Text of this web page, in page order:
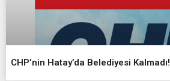
CHP’nin Hatay’da Belediyesi Kalmadı!